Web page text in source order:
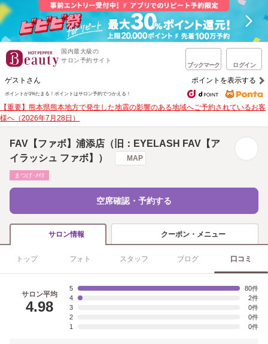
国内最大級の
サロン予約サイト
ブックマーク ログイン
ゲストさん ポイントを表示する
ポイントが1%たまる！ ポイントはサロン予約でつかえる！
【重要】熊本県熊本地方で発生した地震の影響のある地域へご予約されているお客
様へ（2026年7月28日）
FAV【ファボ】浦添店（旧：EYELASH FAV【ア
イラッシュ ファボ】）
MAP
まつげ･ﾒｲｸ
空席確認・予約する
サロン情報 クーポン・メニュー
トップ フォト スタッフ ブログ 口コミ
サロン平均
4.98
5
80
4
2
3
0
2
0
1
0